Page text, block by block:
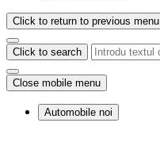
Click to return to previous menu
Click to search
Close mobile menu
Automobile noi